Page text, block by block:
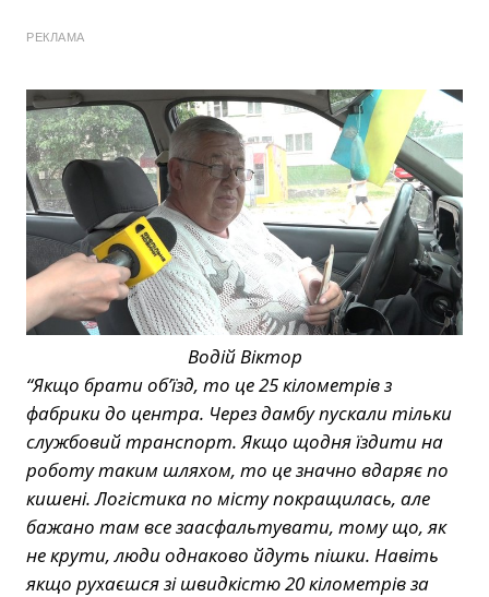
РЕКЛАМА
Водій Віктор
“Якщо брати об’їзд, то це 25 кілометрів з
фабрики до центра. Через дамбу пускали тільки
службовий транспорт. Якщо щодня їздити на
роботу таким шляхом, то це значно вдаряє по
кишені. Логістика по місту покращилась, але
бажано там все заасфальтувати, тому що, як
не крути, люди однаково йдуть пішки. Навіть
якщо рухаєшся зі швидкістю 20 кілометрів за